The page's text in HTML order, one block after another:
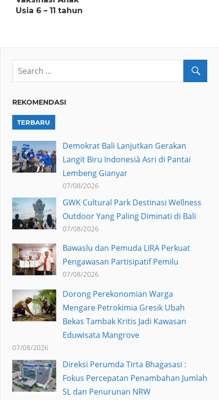
Usia 6 – 11 tahun
REKOMENDASI
TERBARU
Demokrat Bali Lanjutkan Gerakan
Langit Biru Indonesià Asri di Pantai
Lembeng Gianyar
07/08/2026
GWK Cultural Park Destinasi Wellness
Outdoor Yang Paling Diminati di Bali
07/08/2026
Bawaslu dan Pemuda LIRA Perkuat
Pengawasan Partisipatif Pemilu
07/08/2026
Dorong Perekonomian Warga
Mengare Petrokimia Gresik Ubah
Bekas Tambak Kritis Jadi Kawasan
Eduwisata Mangrove
07/08/2026
Direksi Perumda Tirta Bhagasasi :
Fokus Percepatan Penambahan Jumlah
SL dan Penurunan NRW